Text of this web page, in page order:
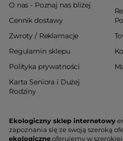
O nas - Poznaj nas bliżej
Cennik dostawy
Zwroty / Reklamacje
Regulamin sklepu
Polityka prywatności
Karta Seniora i Dużej
Rodziny
Ekologiczny sklep internetowy
zapoznania się ze swoją szeroką
ekologiczneoferujemy w